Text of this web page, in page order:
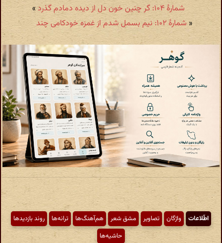
شمارهٔ ۱۰۴: گر چنین خون دل از دیده دمادم گذرد
»
« شمارهٔ ۱۰۲: نیم بسمل شدم از غمزه خودکامی چند
اطّلاعات واژگان تصاویر مشق شعر هم‌آهنگ‌ها ترانه‌ها
روند بازدیدها
حاشیه‌ها